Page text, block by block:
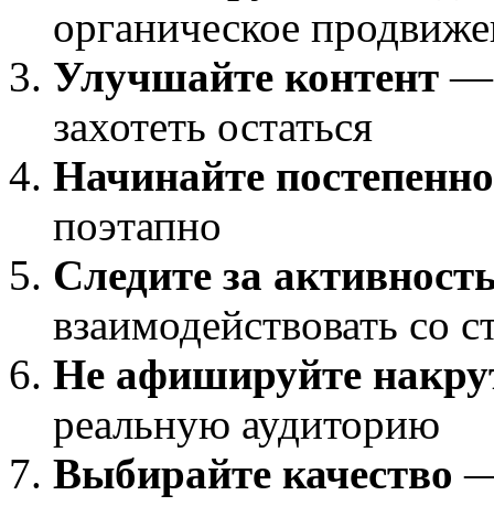
органическое
Улучшайте контент —
захотеть остаться
Начинайте постепенно
поэтапно
Следите за
взаимодействовать со
Не афишируйте
реальную аудиторию
Выбирайте качество